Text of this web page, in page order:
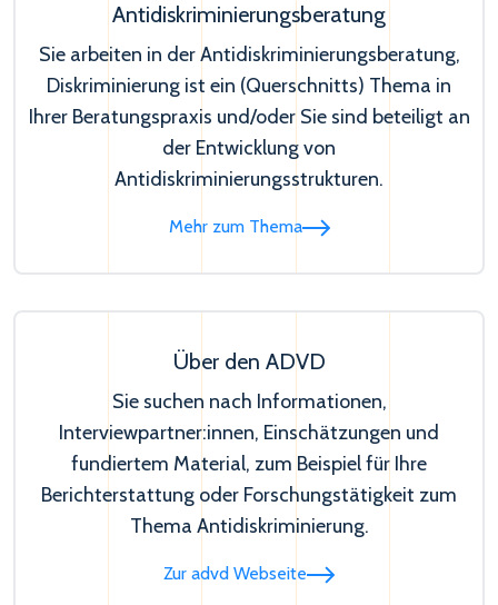
Antidiskriminierungsberatung
Sie arbeiten in der Antidiskriminierungsberatung,
Diskriminierung ist ein (Querschnitts) Thema in
Ihrer Beratungspraxis und/oder Sie sind beteiligt an
der Entwicklung von
Antidiskriminierungsstrukturen.
Mehr zum Thema
Über den ADVD
Sie suchen nach Informationen,
Interviewpartner:innen, Einschätzungen und
fundiertem Material, zum Beispiel für Ihre
Berichterstattung oder Forschungstätigkeit zum
Thema Antidiskriminierung.
Zur advd Webseite